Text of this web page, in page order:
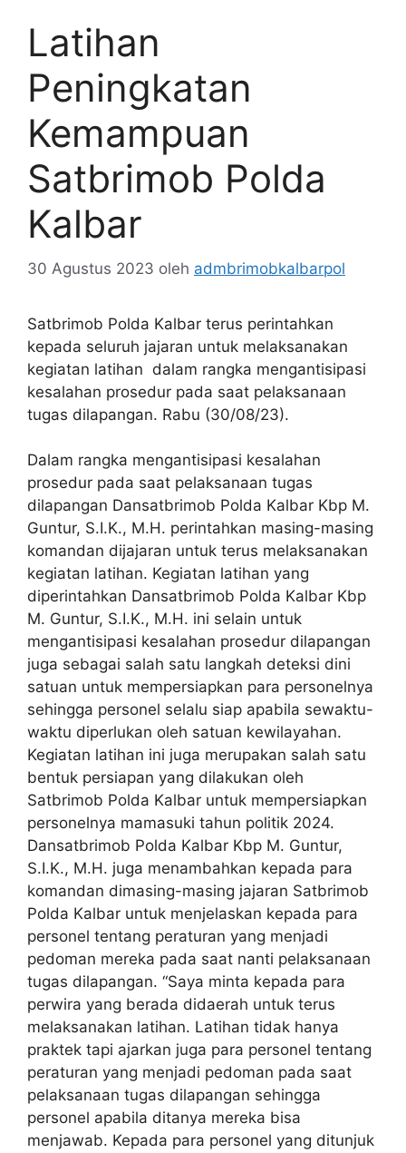
Latihan
Peningkatan
Kemampuan
Satbrimob Polda
Kalbar
30 Agustus 2023 oleh admbrimobkalbarpol
Satbrimob Polda Kalbar terus perintahkan
kepada seluruh jajaran untuk melaksanakan
kegiatan latihan dalam rangka mengantisipasi
kesalahan prosedur pada saat pelaksanaan
tugas dilapangan. Rabu (30/08/23).
Dalam rangka mengantisipasi kesalahan
prosedur pada saat pelaksanaan tugas
dilapangan Dansatbrimob Polda Kalbar Kbp M.
Guntur, S.I.K., M.H. perintahkan masing-masing
komandan dijajaran untuk terus melaksanakan
kegiatan latihan. Kegiatan latihan yang
diperintahkan Dansatbrimob Polda Kalbar Kbp
M. Guntur, S.I.K., M.H. ini selain untuk
mengantisipasi kesalahan prosedur dilapangan
juga sebagai salah satu langkah deteksi dini
satuan untuk mempersiapkan para personelnya
sehingga personel selalu siap apabila sewaktu-
waktu diperlukan oleh satuan kewilayahan.
Kegiatan latihan ini juga merupakan salah satu
bentuk persiapan yang dilakukan oleh
Satbrimob Polda Kalbar untuk mempersiapkan
personelnya mamasuki tahun politik 2024.
Dansatbrimob Polda Kalbar Kbp M. Guntur,
S.I.K., M.H. juga menambahkan kepada para
komandan dimasing-masing jajaran Satbrimob
Polda Kalbar untuk menjelaskan kepada para
personel tentang peraturan yang menjadi
pedoman mereka pada saat nanti pelaksanaan
tugas dilapangan. “Saya minta kepada para
perwira yang berada didaerah untuk terus
melaksanakan latihan. Latihan tidak hanya
praktek tapi ajarkan juga para personel tentang
peraturan yang menjadi pedoman pada saat
pelaksanaan tugas dilapangan sehingga
personel apabila ditanya mereka bisa
menjawab. Kepada para personel yang ditunjuk